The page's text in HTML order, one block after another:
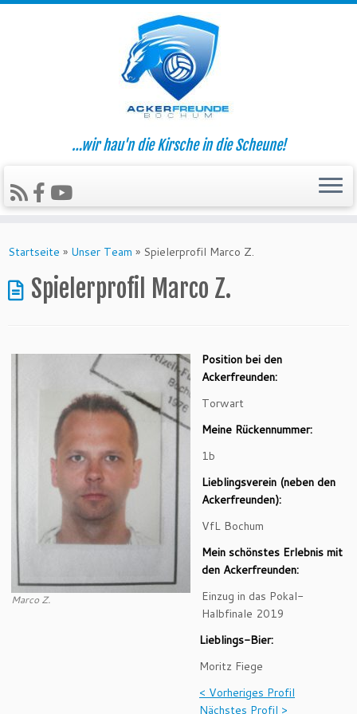
Inhalt
…wir hau'n die Kirsche in die Scheune!
Startseite » Unser Team » Spielerprofil Marco Z.
Spielerprofil Marco Z.
Marco Z.
Position bei den
Ackerfreunden:
Torwart
Meine Rückennummer:
1b
Lieblingsverein (neben den
Ackerfreunden):
VfL Bochum
Mein schönstes Erlebnis mit
den Ackerfreunden:
Einzug in das Pokal-
Halbfinale 2019
Lieblings-Bier:
Moritz Fiege
< Vorheriges Profil
Nächstes Profil >